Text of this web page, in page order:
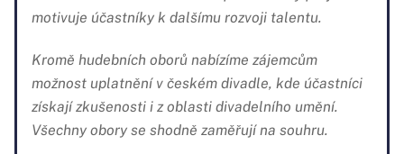
motivuje účastníky k dalšímu rozvoji talentu.
Kromě hudebních oborů nabízíme zájemcům
možnost uplatnění v českém divadle, kde účastníci
získají zkušenosti i z oblasti divadelního umění.
Všechny obory se shodně zaměřují na souhru.